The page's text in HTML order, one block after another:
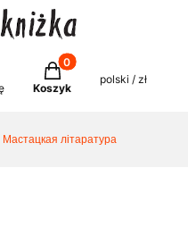
Produkty w koszyku:
Koszyk
polski / zł
Мастацкая літаратура